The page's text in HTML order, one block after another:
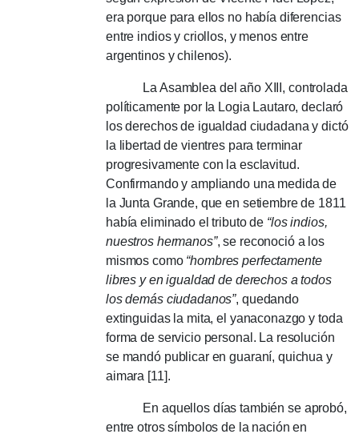
era porque para ellos no había diferencias
entre indios y criollos, y menos entre
argentinos y chilenos).
La Asamblea del año XIII, controlada
políticamente por la Logia Lautaro, declaró
los derechos de igualdad ciudadana y dictó
la libertad de vientres para terminar
progresivamente con la esclavitud.
Confirmando y ampliando una medida de
la Junta Grande, que en setiembre de 1811
había eliminado el tributo de “los indios,
nuestros hermanos”, se reconoció a los
mismos como “hombres perfectamente
libres y en igualdad de derechos a todos
los demás ciudadanos”, quedando
extinguidas la mita, el yanaconazgo y toda
forma de servicio personal. La resolución
se mandó publicar en guaraní, quichua y
aimara [11].
En aquellos días también se aprobó,
entre otros símbolos de la nación en